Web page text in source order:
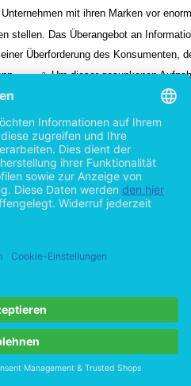
mit ihren Marken vor
stellen. Das Überangebot an
Überforderung des Konsumenten,
2
Um dieser gesunkenen
dennoch wirkungsvoll für neue
Hersteller häufig die Strategie des
der Verbraucher in eine
des Markennamens bzw. des
Produkte übertragen werden
einen Überblick über die gängigen
Relevanz zu dem Themenkomplex
dieser Ausarbeitung sollen
dienen können.